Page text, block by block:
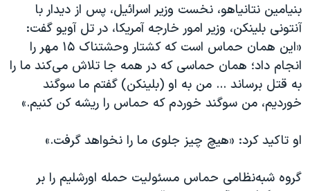
بنیامین نتانیاهو، نخست وزیر اسرائیل، پس از دیدار با
آنتونی بلینکن، وزیر امور خارجه آمریکا، در تل آویو گفت:
«این همان حماس است که کشتار وحشتناک ۱۵ مهر را
انجام داد؛ همان حماسی که در همه جا تلاش می‌کند ما را
به قتل برساند ... من به او (بلینکن) گفتم ما سوگند
خوردیم، من سوگند خوردم که حماس را ریشه کن کنیم.»
او تاکید کرد: «هیچ چیز جلوی ما را نخواهد گرفت.»
گروه شبه‌نظامی حماس مسئولیت حمله اورشلیم را بر